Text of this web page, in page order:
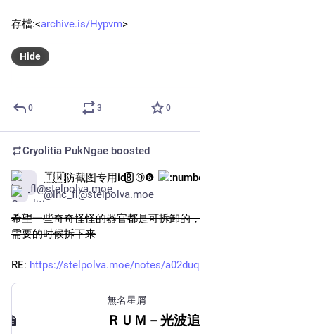
存檔:<archive.is/Hypvm>
Hide
0 3 0
Cryolitia PukNgae boosted
🇹🇼防截图专用id8️⃣➈❻
@lhc_fl@stelpolva.moe
希望一些奇奇怪怪的器官都是可拆卸的，想玩的时候装上去不
需要的时候拆下来
RE: https://stelpolva.moe/notes/a02duqx022et1rg9
無名星屑
ＲＵＭ－光波追撃 (@cpursuit)